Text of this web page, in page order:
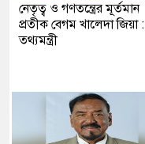
নেতৃত্ব ও গণতন্ত্রের মূর্তমান
প্রতীক বেগম খালেদা জিয়া :
তথ্যমন্ত্রী